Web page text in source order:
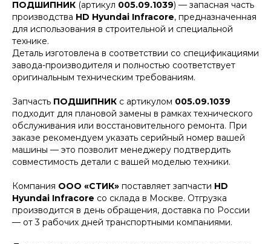
ПОДШИПНИК (артикул 005.09.1039) — запасная часть
производства HD Hyundai Infracore, предназначенная
для использования в строительной и специальной
технике.
Деталь изготовлена в соответствии со спецификациями
завода-производителя и полностью соответствует
оригинальным техническим требованиям.
Запчасть ПОДШИПНИК с артикулом 005.09.1039
подходит для плановой замены в рамках технического
обслуживания или восстановительного ремонта. При
заказе рекомендуем указать серийный номер вашей
машины — это позволит менеджеру подтвердить
совместимость детали с вашей моделью техники.
Компания ООО «СТИК» поставляет запчасти HD
Hyundai Infracore со склада в Москве. Отгрузка
производится в день обращения, доставка по России
— от 3 рабочих дней транспортными компаниями.